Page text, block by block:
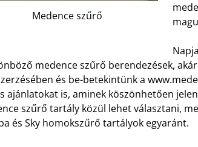
Medence szűrő
medence szűrő berendezések,
és be-betekintünk a
ajánlatokat is, aminek köszönhetően
szűrő tartály közül lehet választani,
és Sky homokszűrő tartályok egyaránt.